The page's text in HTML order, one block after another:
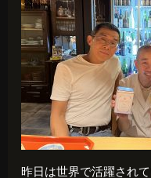
昨日は世界で活躍され